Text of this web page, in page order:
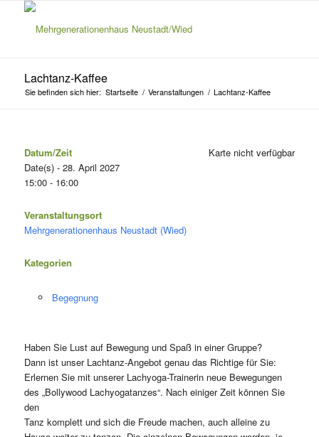
Lachtanz-Kaffee
Sie befinden sich hier: Startseite / Veranstaltungen / Lachtanz-Kaffee
Karte nicht verfügbar
Datum/Zeit
Date(s) - 28. April 2027
15:00 - 16:00
Veranstaltungsort
Mehrgenerationenhaus Neustadt (Wied)
Kategorien
Begegnung
Haben Sie Lust auf Bewegung und Spaß in einer Gruppe?
Dann ist unser Lachtanz-Angebot genau das Richtige für Sie:
Erlernen Sie mit unserer Lachyoga-Trainerin neue Bewegungen
des „Bollywood Lachyogatanzes“. Nach einiger Zeit können Sie
den
Tanz komplett und sich die Freude machen, auch alleine zu